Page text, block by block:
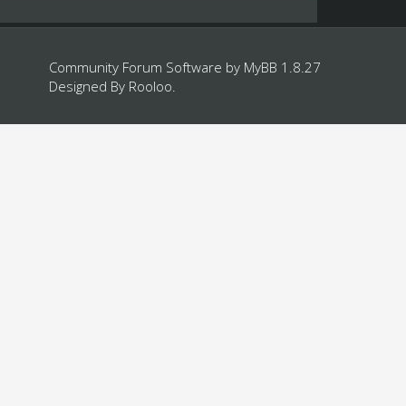
Community Forum Software by MyBB 1.8.27
Designed By Rooloo.